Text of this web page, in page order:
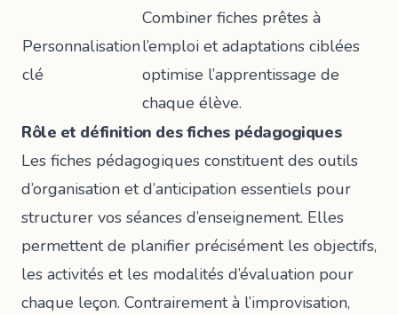
Personnalisation
clé
Combiner fiches prêtes à
l’emploi et adaptations ciblées
optimise l’apprentissage de
chaque élève.
Rôle et définition des fiches pédagogiques
Les fiches pédagogiques constituent des outils
d’organisation et d’anticipation essentiels pour
structurer vos séances d’enseignement. Elles
permettent de planifier précisément les objectifs,
les activités et les modalités d’évaluation pour
chaque leçon. Contrairement à l’improvisation,